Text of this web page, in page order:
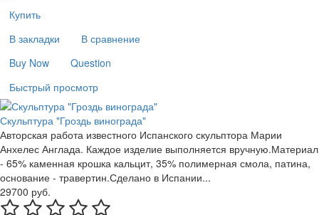
Купить
В закладки
В сравнение
Buy Now
Question
Быстрый просмотр
Скульптура "Гроздь винограда"
Авторская работа известного Испанского скульптора Марии
Анхелес Англада. Каждое изделие выполняется вручную.Материал
- 65% каменная крошка кальцит, 35% полимерная смола, патина,
основание - травертин.Сделано в Испании...
29700 руб.